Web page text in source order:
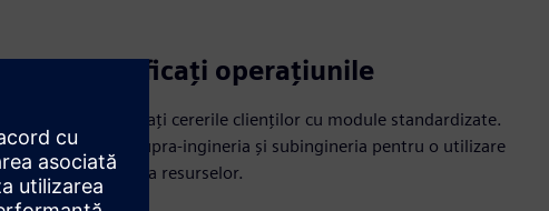
Simplificați operațiunile
Implementați cererile clienților cu module standardizate.
Reduceți supra-ingineria și subingineria pentru o utilizare
echilibrată a resurselor.